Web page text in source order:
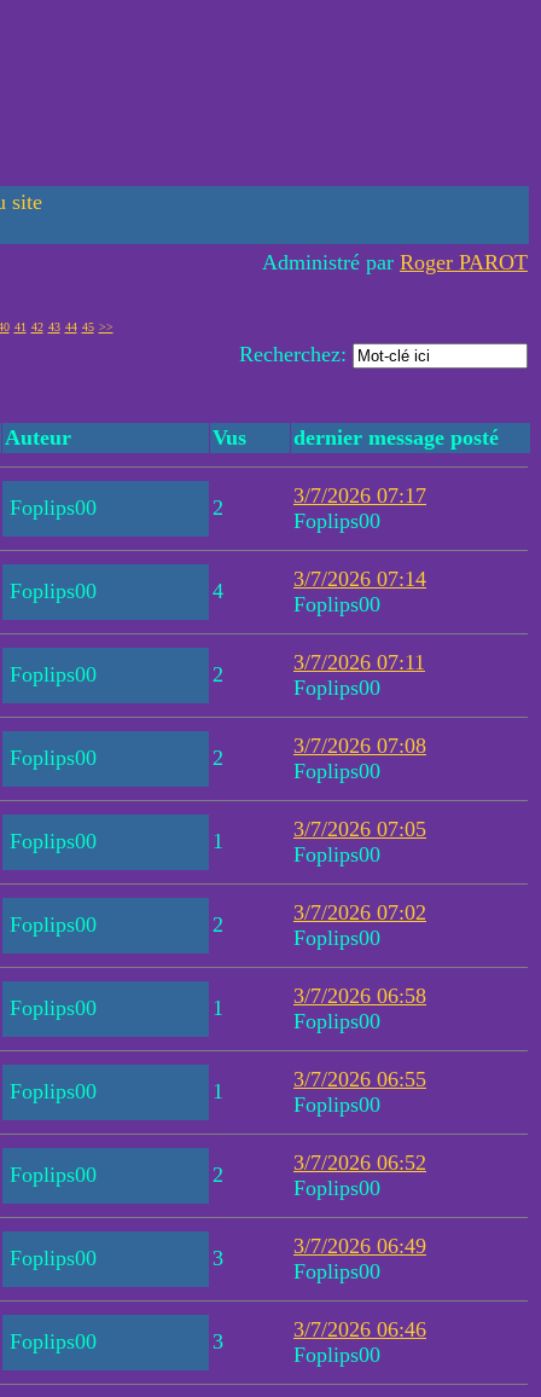
site
Administré par Roger PAROT
41 42 43 44 45 >>
Recherchez:
Auteur Vus dernier message posté
Foplips00 2
3/7/2026 07:17
Foplips00
Foplips00 4
3/7/2026 07:14
Foplips00
Foplips00 2
3/7/2026 07:11
Foplips00
Foplips00 2
3/7/2026 07:08
Foplips00
Foplips00 1
3/7/2026 07:05
Foplips00
Foplips00 2
3/7/2026 07:02
Foplips00
Foplips00 1
3/7/2026 06:58
Foplips00
Foplips00 1
3/7/2026 06:55
Foplips00
Foplips00 2
3/7/2026 06:52
Foplips00
Foplips00 3
3/7/2026 06:49
Foplips00
Foplips00 3
3/7/2026 06:46
Foplips00